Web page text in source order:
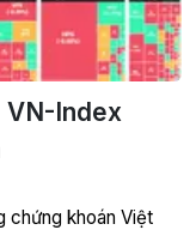
VN-Index
chứng khoán Việt